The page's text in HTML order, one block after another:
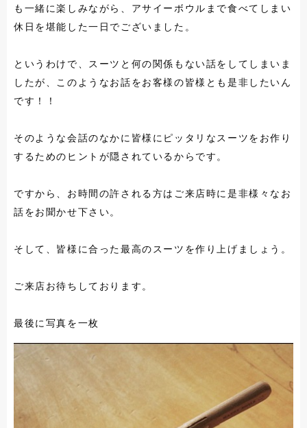
も一緒に楽しみながら、アサイーボウルまで食べてしまい
休日を堪能した一日でございました。
というわけで、スーツと何の関係もない話をしてしまいま
したが、このようなお話をお客様の皆様とも是非したいん
です！！
そのような会話のなかに皆様にピッタリなスーツをお作り
するためのヒントが隠されているからです。
ですから、お時間の許される方はご来店時に是非様々なお
話をお聞かせ下さい。
そして、皆様に合った最高のスーツを作り上げましょう。
ご来店お待ちしております。
最後に写真を一枚